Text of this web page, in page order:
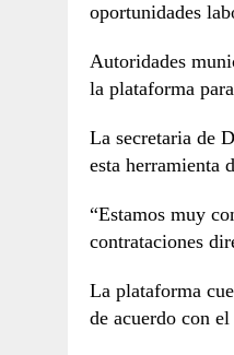
oportunidades
Autoridades
la plataforma
La secretaria de
esta herramienta
“Estamos muy
contrataciones
La plataforma
de acuerdo con